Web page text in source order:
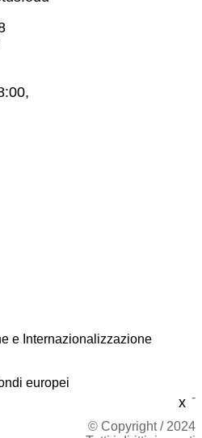
x
e Internazionalizzazione
-
© Copyright / 2024